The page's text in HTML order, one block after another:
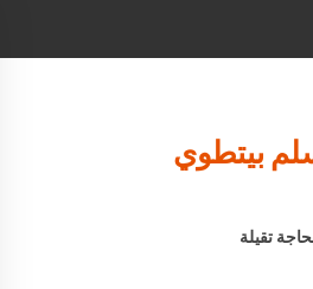
بيتطوي
تقيلة